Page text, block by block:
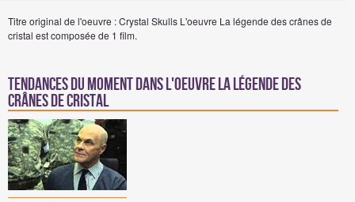
Titre original de l'oeuvre : Crystal Skulls L'oeuvre La légende des crânes de
cristal est composée de 1 film.
Tendances du moment dans l'oeuvre La légende des
crânes de cristal